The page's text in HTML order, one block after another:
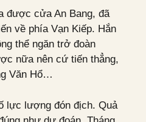
được cửa An Bang, đã
về phía Vạn Kiếp. Hắn
thể ngăn trở đoàn
nữa nên cứ tiến thẳng,
Văn Hổ…
lực lượng đón địch. Quả